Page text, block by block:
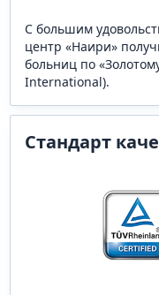
С большим
центр «Наири»
больниц по
International).
Стандарт